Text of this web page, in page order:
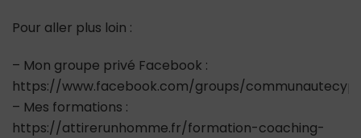
Pour aller plus loin :
– Mon groupe privé Facebook :
https://www.facebook.com/groups/
– Mes formations :
https://attirerunhomme.fr/formation-coaching-